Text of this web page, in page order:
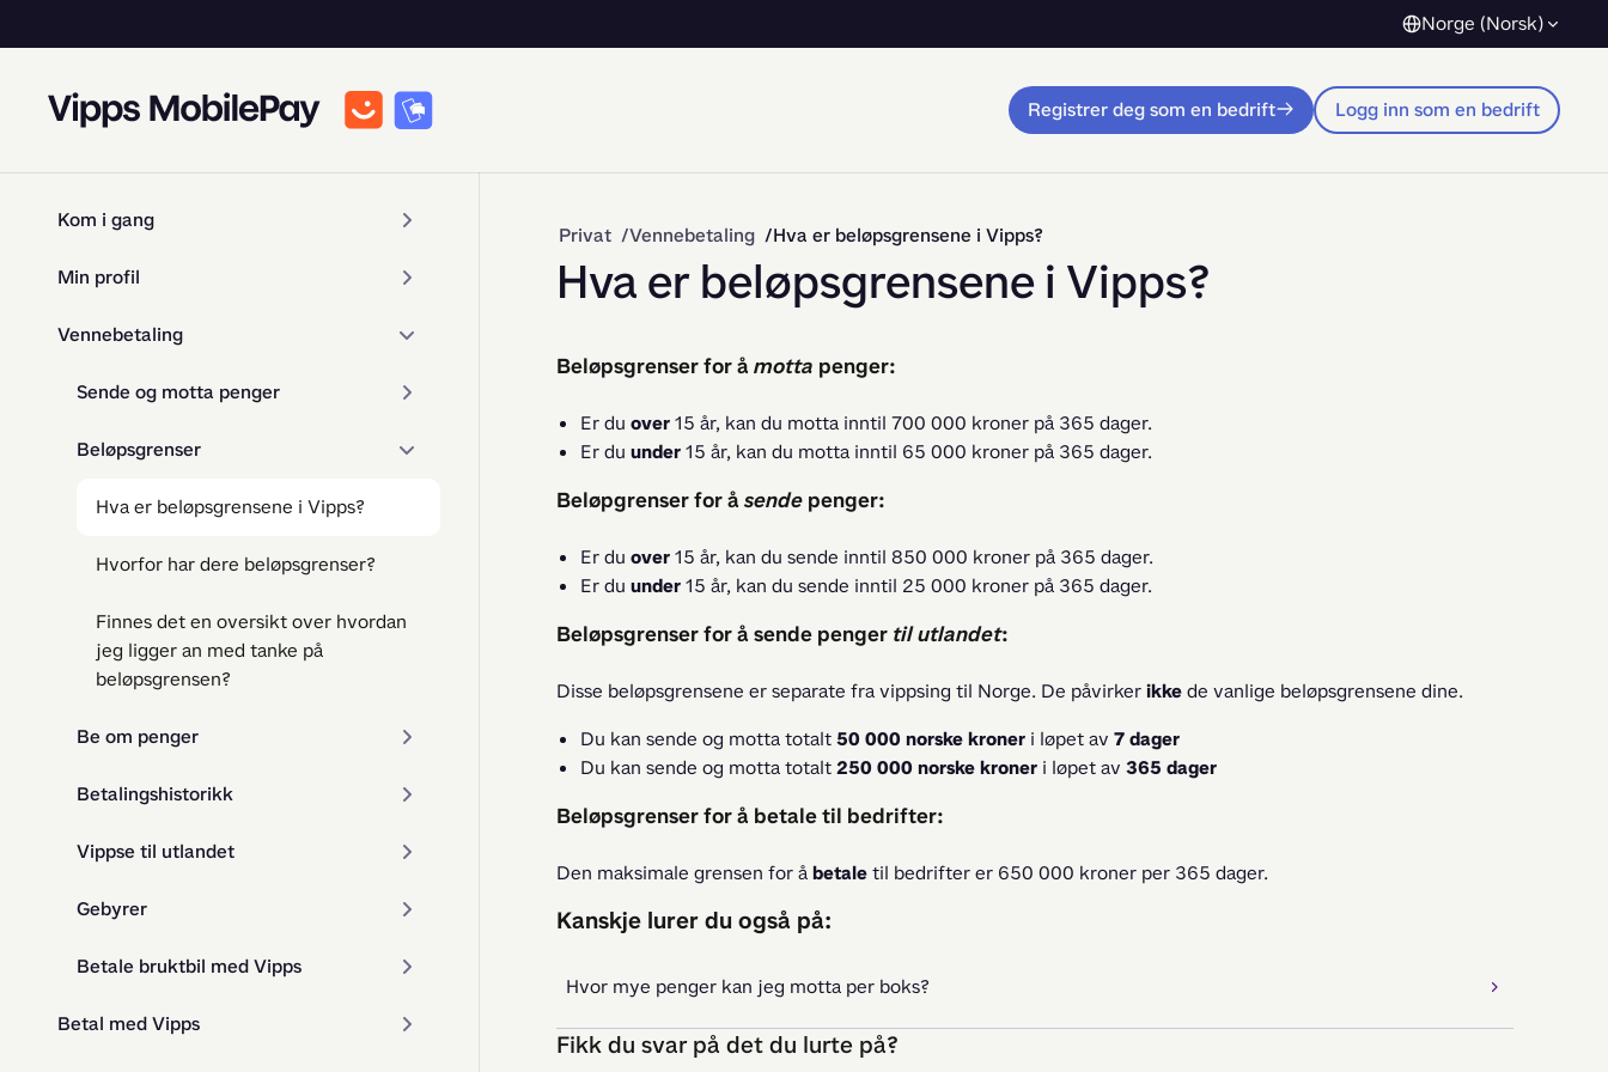
Norge (Norsk)
Registrer deg som en bedrift Logg inn som en bedrift
Kom i gang
Min profil
Vennebetaling
Sende og motta penger
Beløpsgrenser
Hva er beløpsgrensene i Vipps?
Hvorfor har dere beløpsgrenser?
Finnes det en oversikt over hvordan
jeg ligger an med tanke på
beløpsgrensen?
Be om penger
Betalingshistorikk
Vippse til utlandet
Gebyrer
Betale bruktbil med Vipps
Betal med Vipps
Privat Vennebetaling Hva er beløpsgrensene i Vipps?
Hva er beløpsgrensene i Vipps?
Beløpsgrenser for å motta penger:
Er du over15 år, kan du motta inntil 700 000 kroner på 365 dager.
Er du under15 år, kan du motta inntil 65 000 kroner på 365 dager.
Beløpgrenser for åsende penger:
Er du over15 år, kan du sende inntil 850 000 kroner på 365 dager.
Er du under15 år, kan du sende inntil 25 000 kroner på 365 dager.
Beløpsgrenser for å sende penger tilutlandet:
Disse beløpsgrensene er separate fra vippsing til Norge. De påvirker ikke de vanlige beløpsgrensene dine.
Du kan sende og motta totalt50 000 norske kroner i løpet av 7 dager
Du kan sende og motta totalt250 000 norske kroner i løpet av 365 dager
Beløpsgrenser for å betale til bedrifter:
Den maksimale grensen for å betale til bedrifter er 650 000 kroner per 365 dager.
Kanskje lurer du også på:
Hvor mye penger kan jeg motta per boks?
Fikk du svar på det du lurte på?